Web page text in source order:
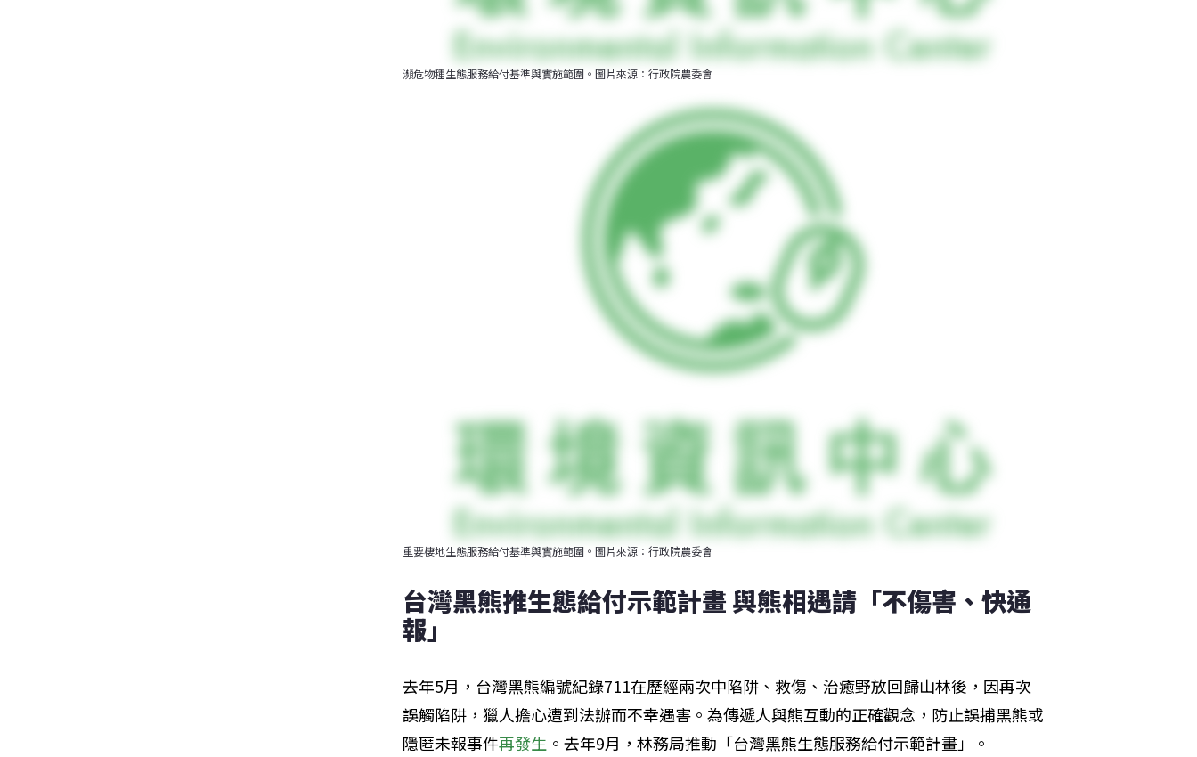
瀕危物種生態服務給付基準與實施範圍。圖片來源：行政院農委會
重要棲地生態服務給付基準與實施範圍。圖片來源：行政院農委會
台灣黑熊推生態給付示範計畫 與熊相遇請「不傷害、快通
報」
去年5月，台灣黑熊編號紀錄711在歷經兩次中陷阱、救傷、治癒野放回歸山林後，因再次
誤觸陷阱，獵人擔心遭到法辦而不幸遇害。為傳遞人與熊互動的正確觀念，防止誤捕黑熊或
隱匿未報事件再發生 。去年9月，林務局推動「台灣黑熊生態服務給付示範計畫」。